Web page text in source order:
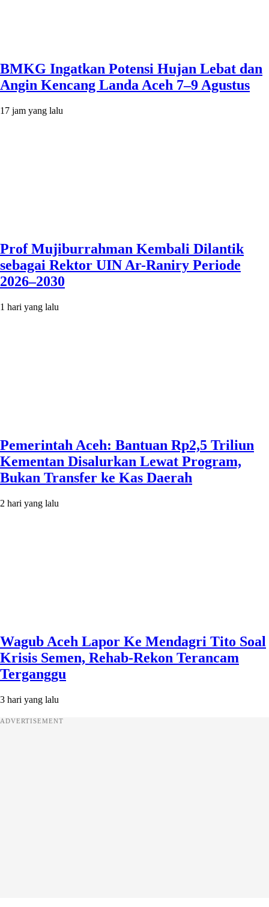
BMKG Ingatkan Potensi Hujan Lebat dan
Angin Kencang Landa Aceh 7–9 Agustus
17 jam yang lalu
Prof Mujiburrahman Kembali Dilantik
sebagai Rektor UIN Ar-Raniry Periode
2026–2030
1 hari yang lalu
Pemerintah Aceh: Bantuan Rp2,5 Triliun
Kementan Disalurkan Lewat Program,
Bukan Transfer ke Kas Daerah
2 hari yang lalu
Wagub Aceh Lapor Ke Mendagri Tito Soal
Krisis Semen, Rehab-Rekon Terancam
Terganggu
3 hari yang lalu
ADVERTISEMENT